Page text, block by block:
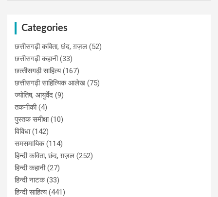
Categories
छत्तीसगढ़ी कविता, छंद, ग़ज़ल (52)
छत्तीसगढ़ी कहानी(33)
छत्‍तीसगढ़ी साहित्‍य(167)
छत्तीसगढ़ी साहित्यिक आलेख (75)
ज्योतिष, आयुर्वेद (9)
तकनीकी(4)
पुस्‍तक समीक्षा(10)
विविधा(142)
समसमायिक(114)
हिन्दी कविता, छंद, ग़ज़ल (252)
हिन्दी कहानी(27)
हिन्‍दी नाटक(33)
हिन्दी साहित्य(441)